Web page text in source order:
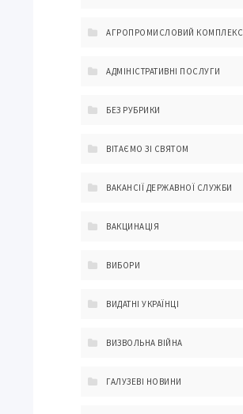
АГРОПРОМИСЛОВИЙ КОМПЛЕКС
АДМІНІСТРАТИВНІ ПОСЛУГИ
БЕЗ РУБРИКИ
ВІТАЄМО ЗІ СВЯТОМ
ВАКАНСІЇ ДЕРЖАВНОЇ СЛУЖБИ
ВАКЦИНАЦІЯ
ВИБОРИ
ВИДАТНІ УКРАЇНЦІ
ВИЗВОЛЬНА ВІЙНА
ГАЛУЗЕВІ НОВИНИ